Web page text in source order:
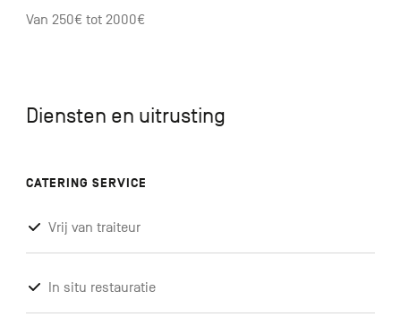
Van 250€ tot 2000€
Diensten en uitrusting
CATERING SERVICE
Vrij van traiteur
In situ restauratie